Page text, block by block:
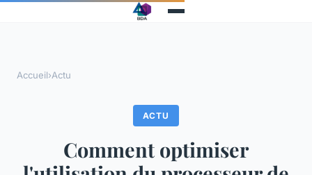
Accueil›Actu
ACTU
Comment optimiser